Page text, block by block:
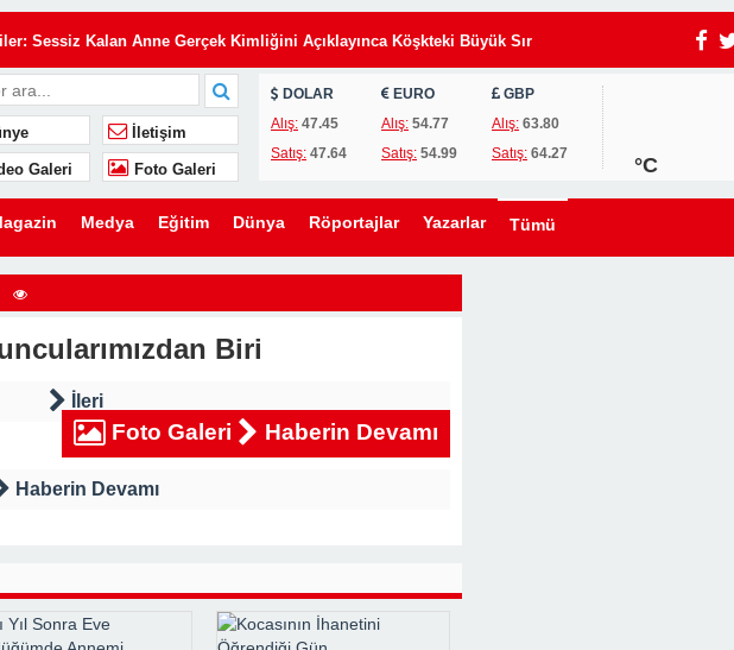
Sessiz Kalan Anne Gerçek Kimliğini Açıklayınca Köşkteki Büyük Sır
Annemi Hizmetçi Gibi Çalıştırıyorlardı: Tapunun Kime Ait Olduğunu
Gün, Kayınvalidesinin Son Hediyesi Hayatını Değiştirdi
Oğlunu Kurtaran Babanın Büyük Sırrı
Kahvaltı Masasında Tüm Gerçekleri Ortaya Çıkardı
Üvey Babasının Yaptığı Gizli Davet Tüm Ailenin Kaderini Değiştirdi
İki Havlu, Bir Babanın Sakladığı Büyük Acıyı Ortaya Çıkardı
İletişim
Galeri Foto Galeri
DOLAR
Alış: 47.45
Satış: 47.64
EURO
Alış:54.77
Satış:54.99
GBP
Alış:63.80
Satış:64.27 °C
Medya Eğitim Dünya Röportajlar Yazarlar Tümü
Biri
İleri
Foto Galeri Haberin Devamı
Haberin Devamı